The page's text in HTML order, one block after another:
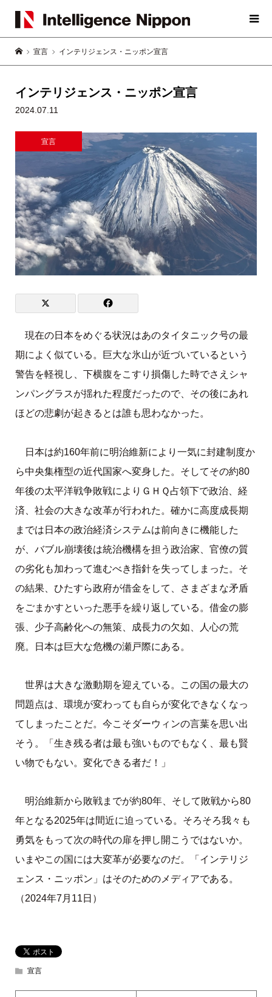
宣言 インテリジェンス・ニッポン宣言
インテリジェンス・ニッポン宣言
2024.07.11
宣言
現在の日本をめぐる状況はあのタイタニック号の最
期によく似ている。巨大な氷山が近づいているという
警告を軽視し、下横腹をこすり損傷した時でさえシャ
ンパングラスが揺れた程度だったので、その後にあれ
ほどの悲劇が起きるとは誰も思わなかった。
日本は約160年前に明治維新により一気に封建制度か
ら中央集権型の近代国家へ変身した。そしてその約80
年後の太平洋戦争敗戦によりＧＨＱ占領下で政治、経
済、社会の大きな改革が行われた。確かに高度成長期
までは日本の政治経済システムは前向きに機能した
が、バブル崩壊後は統治機構を担う政治家、官僚の質
の劣化も加わって進むべき指針を失ってしまった。そ
の結果、ひたすら政府が借金をして、さまざまな矛盾
をごまかすといった悪手を繰り返している。借金の膨
張、少子高齢化への無策、成長力の欠如、人心の荒
廃。日本は巨大な危機の瀬戸際にある。
世界は大きな激動期を迎えている。この国の最大の
問題点は、環境が変わっても自らが変化できなくなっ
てしまったことだ。今こそダーウィンの言葉を思い出
そう。「生き残る者は最も強いものでもなく、最も賢
い物でもない。変化できる者だ！」
明治維新から敗戦までが約80年、そして敗戦から80
年となる2025年は間近に迫っている。そろそろ我々も
勇気をもって次の時代の扉を押し開こうではないか。
いまやこの国には大変革が必要なのだ。「インテリジ
ェンス・ニッポン」はそのためのメディアである。
（2024年7月11日）
宣言